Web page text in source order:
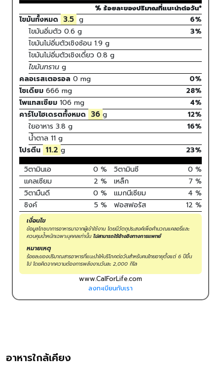
% ร้อยละของปริมาณที่แนะนำต่อวัน*
ไขมันทั้งหมด 3.5 g
6%
ไขมันอิ่มตัว 0.6 g 3%
ไขมันไม่อิ่มตัวเชิงซ้อน 1.9 g
ไขมันไม่อิ่มตัวเชิงเดี่ยว 0.8 g
ไขมันทราน g
คลอเรสเตอรอล 0 mg 0%
โซเดียม 666 mg 28%
โพแทสเซียม 106 mg 4%
คาร์โบไฮเดรตทั้งหมด 36 g 12%
ใยอาหาร 3.8 g
16%
น้ำตาล 11 g
โปรตีน 11.2 g 23%
วิตามินเอ
0 % วิตามินซี 0 %
แคลเซียม
2 % เหล็ก 7 %
วิตามืนดี
0 % แมกนีเซียม 4 %
ซิงค์
5 % ฟอสฟอรัส 12 %
เงื่อนไข
ข้อมูลโภชนาการอาหารมาจากผู้เข้าใช้งาน โดยมีวัตถุประสงค์เพื่อคำนวณแคลอรี่และ
ควบคุมน้ำหนักเฉพาะบุคคลเท่านั้น ไม่สามารถใช้อ้างอิงทางการแพทย์
หมายเหตุ
ร้อยละของปริมาณสารอาหารที่แนะนำให้บริโภคต่อวันสำหรับคนไทยอายุตั้งแต่ 6 ปีขึ้น
ไป โดยคิดจากความต้องการพลังงานวันละ 2,000 กิโล
www.CalForLife.com
ลงทะเบียนกับเรา
อาหารใกล้เคียง